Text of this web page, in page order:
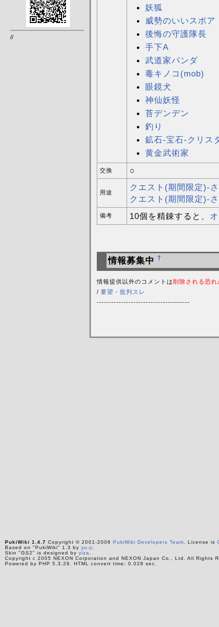
//
妖狐
威勢のいいスポア
後悔の守護隊長
手下A
武道家パンダ
毒キノコ(mob)
眼鏡犬
神仙妖怪
苔デンデン
釣り
鉱石-宝石-クリス
黄金武術家
交換 ○
用途
クエスト(期間限定)-
クエスト(期間限定)-
備考 10個を精錬すると、
情報募集中 †
情報提供以外のコメントは削除される恐
/ 要望・批判スレ
--------------------------------------
PukiWiki 1.4.7 Copyright © 2001-2006 PukiWiki Developers Team . License is
Based on "PukiWiki" 1.3 by yu-ji
Skin "GS2" is designed by yiza
Copyright c 2005 NEXON Corporation and NEXON Japan Co., Ltd. All Rights
Powered by PHP 5.3.29. HTML convert time: 0.028 sec.